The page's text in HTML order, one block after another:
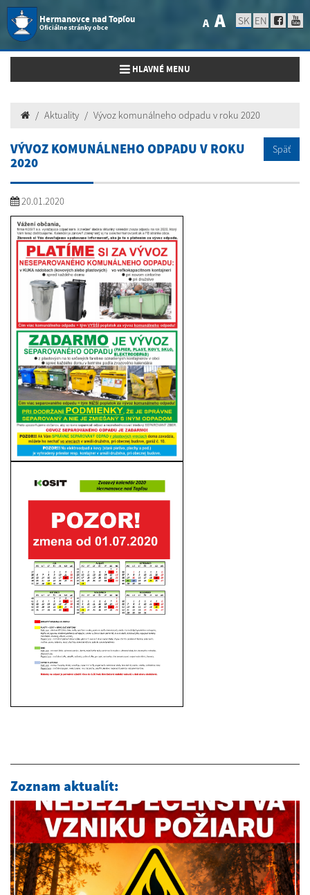
Hermanovce nad Topľou
Oficiálne stránky obce A A SK EN
Toggle navigation
HLAVNÉ MENU
Aktuality Vývoz komunálneho odpadu v roku 2020
VÝVOZ KOMUNÁLNEHO ODPADU V ROKU
2020
Späť
20.01.2020
Zoznam aktualít: